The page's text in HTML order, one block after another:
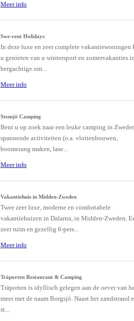
Meer info
Swe-rent Holidays
In deze luxe en zeer complete vakantiewoningen
u genieten van u wintersport en zomervakanties
bergachtige om...
Meer info
Stensjö Camping
Bent u op zoek naar een leuke camping in
spannende activiteiten (o.a. vlottenbouwen,
boomerang maken, lase...
Meer info
Vakantiehuis in Midden-Zweden
Twee zeer luxe, moderne en comfortabele
vakantiehuizen in Dalarna, in Midden-Zweden.
zeer ruim en gezellig 6-pers...
Meer info
Träporten Restaurant & Camping
Träporten is idyllisch gelegen aan de oever van
meer met de naam Borgsjö. Naast het zandstrand
st...